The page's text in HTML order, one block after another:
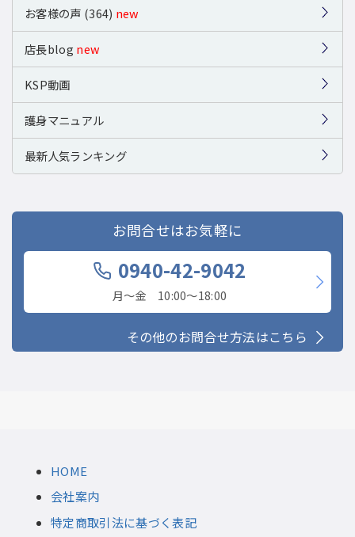
お客様の声 (364) new
店長blog new
KSP動画
護身マニュアル
最新人気ランキング
お問合せはお気軽に
0940-42-9042
月〜金 10:00〜18:00
その他のお問合せ方法はこちら
HOME
会社案内
特定商取引法に基づく表記